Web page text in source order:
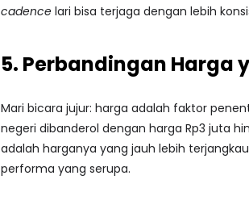
cadence lari bisa terjaga dengan lebih
5. Perbandingan Harga
Mari bicara jujur: harga adalah faktor
negeri dibanderol dengan harga Rp3 juta
adalah harganya yang jauh lebih
performa yang serupa.